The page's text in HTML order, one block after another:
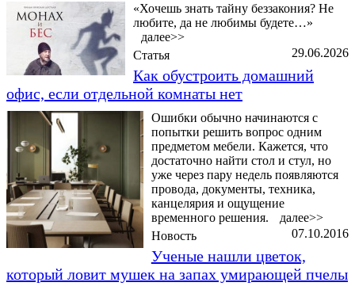
«Хочешь знать тайну беззакония? Не
любите, да не любимы будете…»
далее>>
29.06.2026
Статья
Как обустроить домашний
офис, если отдельной комнаты нет
Ошибки обычно начинаются с
попытки решить вопрос одним
предметом мебели. Кажется, что
достаточно найти стол и стул, но
уже через пару недель появляются
провода, документы, техника,
канцелярия и ощущение
временного решения.
далее>>
07.10.2016
Новость
Ученые нашли цветок,
который ловит мушек на запах умирающей пчелы